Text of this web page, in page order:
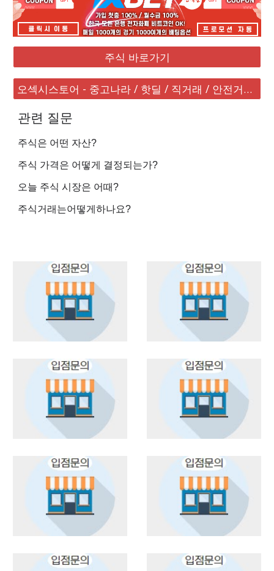
주식 바로가기
오섹시스토어 - 중고나라 / 핫딜 / 직거래 / 안전거래 바로가기
관련 질문
주식은 어떤 자산?
주식 가격은 어떻게 결정되는가?
오늘 주식 시장은 어때?
주식거래는어떻게하나요?